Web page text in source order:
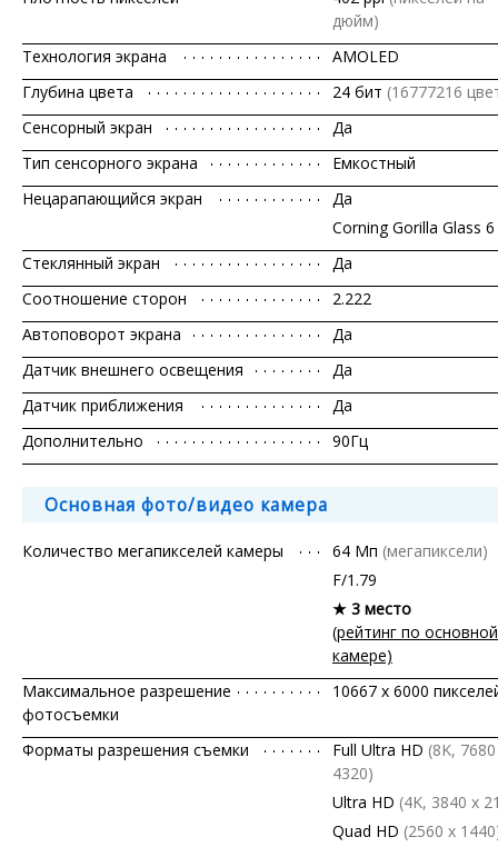
дюйм)
Технология экрана
AMOLED
Глубина цвета
24 бит (16777216
Сенсорный экран
Да
Тип сенсорного экрана
Емкостный
Нецарапающийся экран
Да
Corning Gorilla Glass 6
Стеклянный экран
Да
Соотношение сторон
2.222
Автоповорот экрана
Да
Датчик внешнего освещения
Да
Датчик приближения
Да
Дополнительно
90Гц
Основная фото/видео камера
Количество мегапикселей камеры 64 Мп (мегапиксели)
F/1.79
★ 3 место
(рейтинг по основной
камере)
Максимальное разрешение
фотосъемки
10667 x 6000
Форматы разрешения съемки Full Ultra HD (8K,
4320)
Ultra HD (4K, 3840 x
Quad HD (2560 x